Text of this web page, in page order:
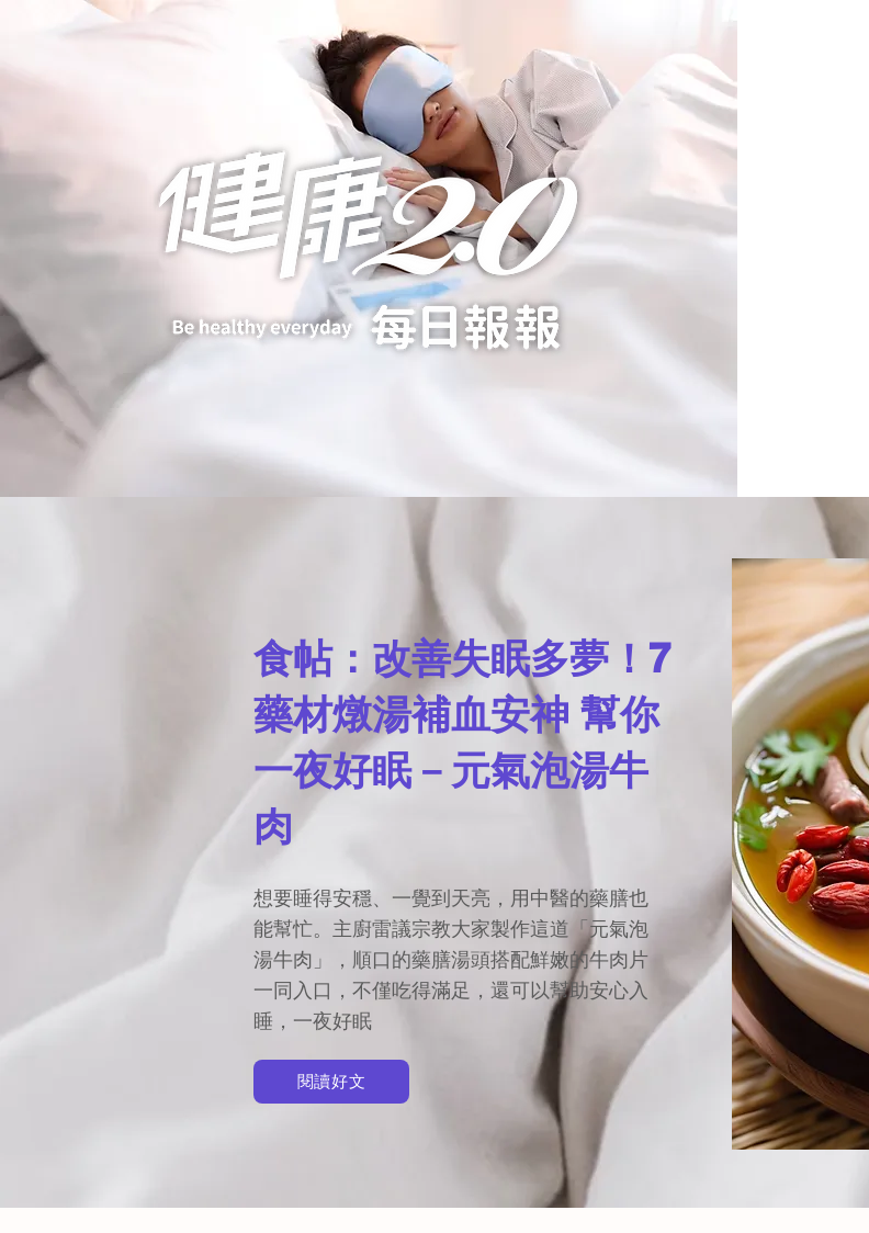
食帖：改善失眠多夢！7
藥材燉湯補血安神 幫你
一夜好眠－元氣泡湯牛
肉
想要睡得安穩、一覺到天亮，用中醫的藥膳也
能幫忙。主廚雷議宗教大家製作這道「元氣泡
湯牛肉」，順口的藥膳湯頭搭配鮮嫩的牛肉片
一同入口，不僅吃得滿足，還可以幫助安心入
睡，一夜好眠
閱讀好文